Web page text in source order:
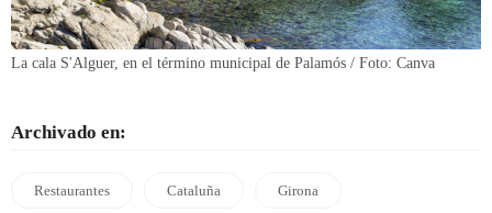
La cala S'Alguer, en el término municipal de Palamós / Foto: Canva
Archivado en:
Restaurantes Cataluña Girona